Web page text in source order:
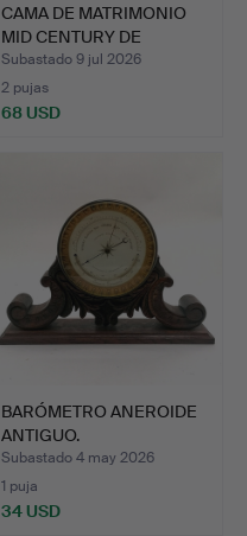
CAMA DE MATRIMONIO
MID CENTURY DE
HABITAT.
Subastado 9 jul 2026
2 pujas
68 USD
BARÓMETRO ANEROIDE
ANTIGUO.
Subastado 4 may 2026
1 puja
34 USD